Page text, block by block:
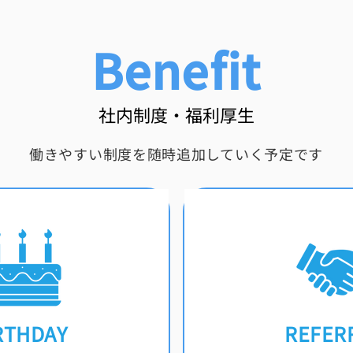
​Benefit
社内制度・福利厚生
働きやすい制度を随時追加していく予定です